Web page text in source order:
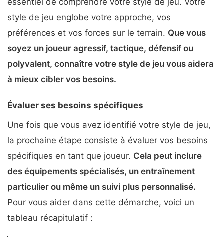
style de jeu englobe votre approche, vos
préférences et vos forces sur le terrain. Que vous
soyez un joueur agressif, tactique, défensif ou
polyvalent, connaître votre style de jeu vous aidera
à mieux cibler vos besoins.
Évaluer ses besoins spécifiques
Une fois que vous avez identifié votre style de jeu,
la prochaine étape consiste à évaluer vos besoins
spécifiques en tant que joueur. Cela peut inclure
des équipements spécialisés, un entraînement
particulier ou même un suivi plus personnalisé.
Pour vous aider dans cette démarche, voici un
tableau récapitulatif :